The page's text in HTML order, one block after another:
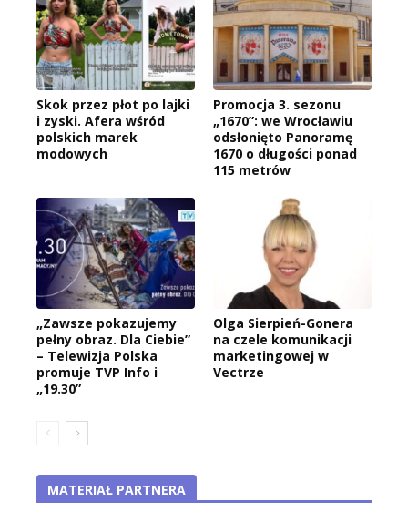
Skok przez płot po lajki
i zyski. Afera wśród
polskich marek
modowych
Promocja 3. sezonu
„1670”: we Wrocławiu
odsłonięto Panoramę
1670 o długości ponad
115 metrów
„Zawsze pokazujemy
pełny obraz. Dla Ciebie”
– Telewizja Polska
promuje TVP Info i
„19.30”
Olga Sierpień-Gonera
na czele komunikacji
marketingowej w
Vectrze
MATERIAŁ PARTNERA